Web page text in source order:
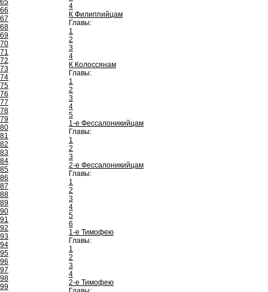
65
66
67
68
69
70
71
72
73
74
75
76
77
78
79
80
81
82
83
84
85
86
87
88
89
90
91
92
93
94
95
96
97
98
99
4
К Филиппийцам
Главы:
1
2
3
4
К Колоссянам
Главы:
1
2
3
4
5
1-е Фессалоникийцам
Главы:
1
2
3
2-е Фессалоникийцам
Главы:
1
2
3
4
5
6
1-е Тимофею
Главы:
1
2
3
4
2-е Тимофею